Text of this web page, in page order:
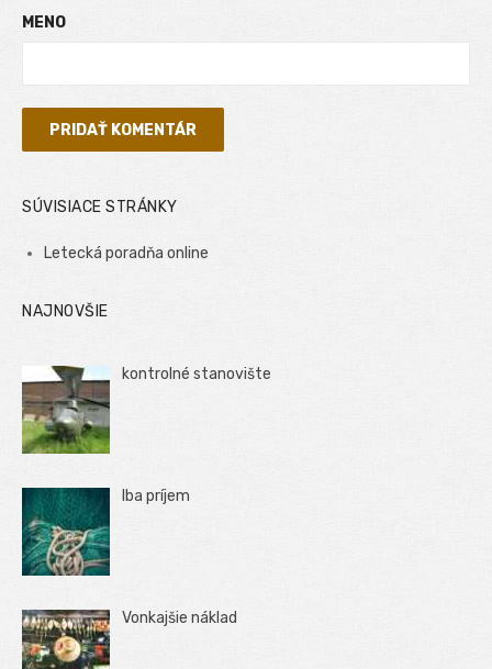
MENO
SÚVISIACE STRÁNKY
Letecká poradňa online
NAJNOVŠIE
kontrolné stanovište
Iba príjem
Vonkajšie náklad